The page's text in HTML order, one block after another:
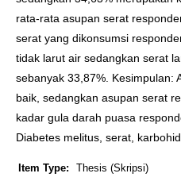
rata-rata asupan serat
serat yang dikonsumsi
tidak larut air sedangkan serat
sebanyak 33,87%. Kesimpulan:
baik, sedangkan asupan serat
kadar gula darah puasa
Diabetes melitus, serat,
Item Type: Thesis (Skripsi)